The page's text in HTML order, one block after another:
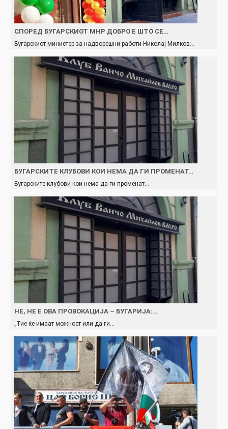
СПОРЕД БУГАРСКИОТ МНР ДОБРО Е ШТО СЕ…
Бугарскиот министер за надворешни работи Николај Милков…
БУГАРСКИТЕ КЛУБОВИ КОИ НЕМА ДА ГИ ПРОМЕНАТ…
Бугарските клубови кои нема да ги променат…
НЕ, НЕ Е ОВА ПРОВОКАЦИЈА – БУГАРИЈА:…
„Тие ќе имаат можност или да ги…